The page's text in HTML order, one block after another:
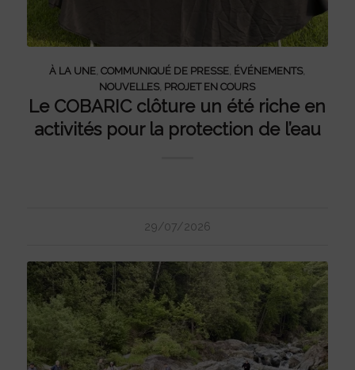
À LA UNE ,COMMUNIQUÉ DE PRESSE ÉVÉNEMENTS,
NOUVELLES, PROJET EN COURS
Le COBARIC clôture un été riche en
activités pour la protection de l’eau
29/07/2026